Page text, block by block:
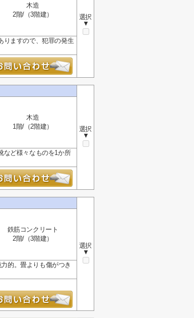
選択
▼
木造
2階/（3階建）
りますので、犯罪の発生
選択
▼
木造
1階/（2階建）
など様々なものを1か所
選択
▼
鉄筋コンクリート
2階/（3階建）
的。畳よりも傷がつき